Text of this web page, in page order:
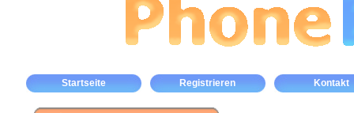
Startseite Registrieren Kontakt